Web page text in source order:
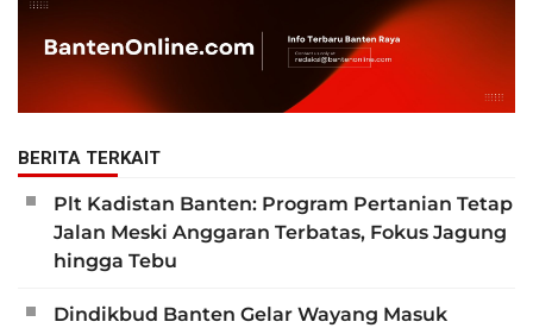
BERITA TERKAIT
Plt Kadistan Banten: Program Pertanian Tetap
Jalan Meski Anggaran Terbatas, Fokus Jagung
hingga Tebu
Dindikbud Banten Gelar Wayang Masuk